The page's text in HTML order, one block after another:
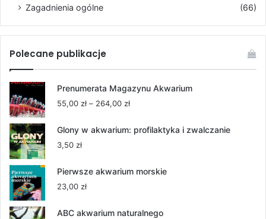
Zagadnienia ogólne
(66)
Polecane publikacje
Prenumerata Magazynu Akwarium
55,00 zł – 264,00 złZakres
od
Glony w akwarium: profilaktyka i zwalczanie
3,50 zł
Pierwsze akwarium morskie
23,00 zł
ABC akwarium naturalnego